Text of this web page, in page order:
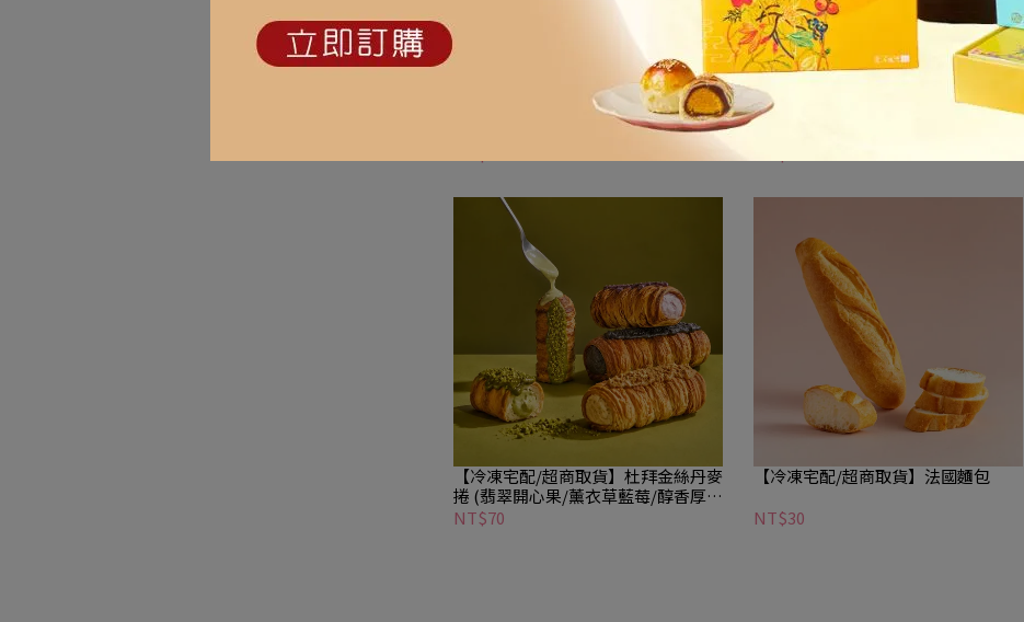
【冷凍宅配/超商取貨】全植可頌
【冷凍宅配/超商取貨】抹茶紅豆貝果
【冷凍宅配/超商取貨】杜拜金絲丹麥
捲 (翡翠開心果/薰衣草藍莓/醇香厚花
生/濃焙黑芝麻)
NT$70
【冷凍宅配/超商取貨】法國麵包
NT$30